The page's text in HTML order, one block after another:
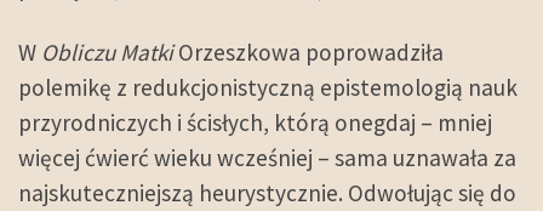
W Obliczu MatkiOrzeszkowa poprowadziła
polemikę z redukcjonistyczną epistemologią nauk
przyrodniczych i ścisłych, którą onegdaj – mniej
więcej ćwierć wieku wcześniej – sama uznawała za
najskuteczniejszą heurystycznie. Odwołując się do